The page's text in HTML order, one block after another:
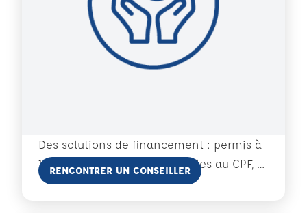
Des solutions de financement : permis à
1€ par jour, formations éligibles au CPF, …
En savoir plus
RENCONTRER UN CONSEILLER